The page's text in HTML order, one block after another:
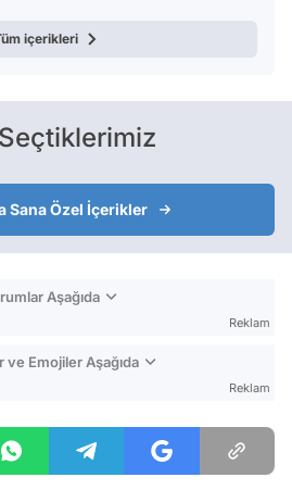
içerikleri
Sana Özel İçerikler
Aşağıda
Reklam
ve Emojiler Aşağıda
Reklam